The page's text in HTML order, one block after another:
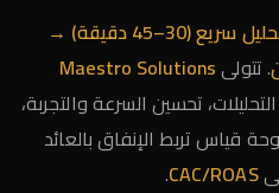
تواصل → تحليل سريع (30–45 دقيقة) →
. تتولىMaestro Solutions
تحسين السرعة والتجربة،
قياس تربط الإنفاق بالعائد
CAC/ROAS
.